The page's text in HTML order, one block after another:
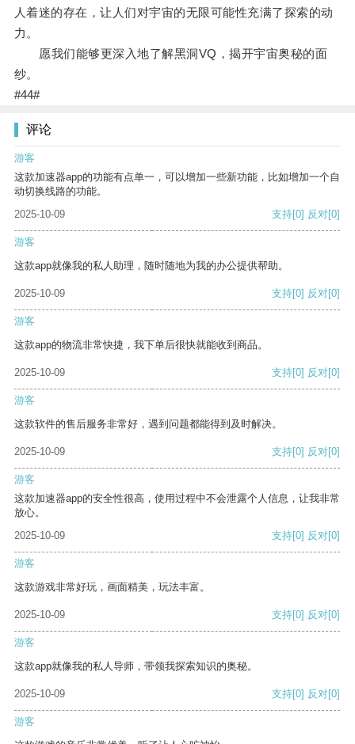
人着迷的存在，让人们对宇宙的无限可能性充满了探索的动
力。
愿我们能够更深入地了解黑洞VQ，揭开宇宙奥秘的面
纱。
#44#
评论
游客
这款加速器app的功能有点单一，可以增加一些新功能，比如增加一个自
动切换线路的功能。
2025-10-09
支持[0] 反对[0]
游客
这款app就像我的私人助理，随时随地为我的办公提供帮助。
2025-10-09 支持[0] 反对[0]
游客
这款app的物流非常快捷，我下单后很快就能收到商品。
2025-10-09 支持[0] 反对[0]
游客
这款软件的售后服务非常好，遇到问题都能得到及时解决。
2025-10-09 支持[0] 反对[0]
游客
这款加速器app的安全性很高，使用过程中不会泄露个人信息，让我非常
放心。
2025-10-09
支持[0] 反对[0]
游客
这款游戏非常好玩，画面精美，玩法丰富。
2025-10-09 支持[0] 反对[0]
游客
这款app就像我的私人导师，带领我探索知识的奥秘。
2025-10-09 支持[0] 反对[0]
游客